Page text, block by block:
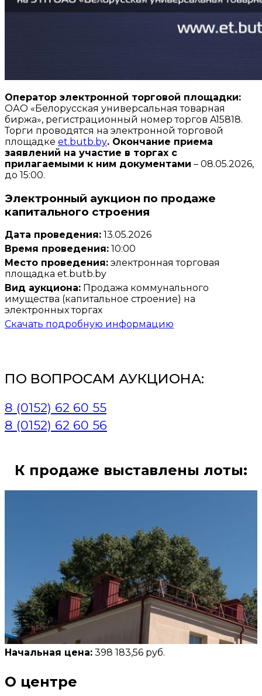
Оператор электронной торговой площадки:
ОАО «Белорусская универсальная товарная
биржа», регистрационный номер торгов A15818.
Торги проводятся на электронной торговой
площадке et.butb.by. Окончание приема
заявлений на участие в торгах с
прилагаемыми к ним документами – 08.05.2026,
до 15:00.
Электронный аукцион по продаже
капитального строения
Дата проведения: 13.05.2026
Время проведения: 10:00
Место проведения: электронная торговая
площадка et.butb.by
Вид аукциона: Продажа коммунального
имущества (капитальное строение) на
электронных торгах
Скачать подробную информацию
ПО ВОПРОСАМ АУКЦИОНА:
8 (0152) 62 60 55
8 (0152) 62 60 56
К продаже выставлены лоты:
Начальная цена: 398 183,56 руб.
О центре